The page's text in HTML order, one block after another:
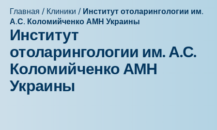
Главная / Клиники / Институт отоларингологии им.
А.С. Коломийченко АМН Украины
Институт
отоларингологии им. А.С.
Коломийченко АМН
Украины